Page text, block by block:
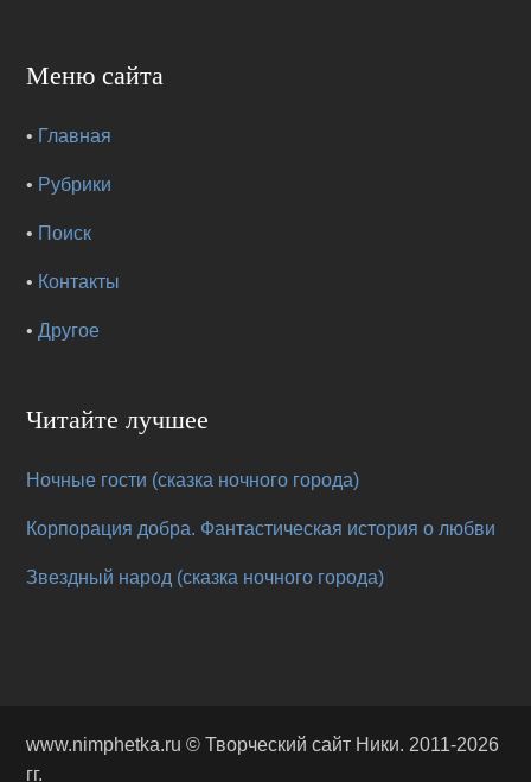
Меню сайта
• Главная
• Рубрики
• Поиск
• Контакты
•Другое
Читайте лучшее
Ночные гости (сказка ночного города)
Корпорация добра. Фантастическая история о любви
Звездный народ (сказка ночного города)
www.nimphetka.ru ©Творческий сайт Ники. 2011-2026
гг.